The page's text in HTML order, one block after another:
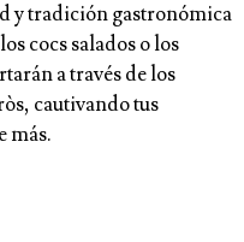
y tradición gastronómica
cocs salados o los
a través de los
cautivando tus
más.